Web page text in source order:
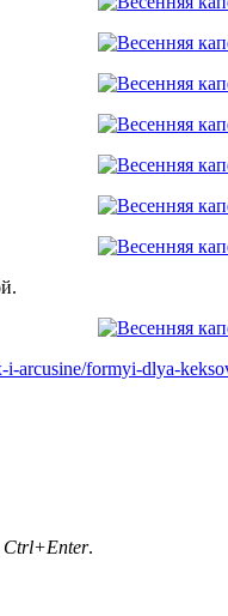
i-arcusine/formyi-dlya-
Ctrl+Enter.